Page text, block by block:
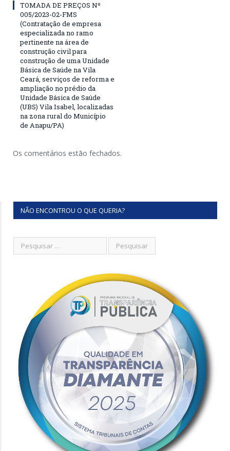
TOMADA DE PREÇOS Nº
005/2023-02-FMS
(Contratação de empresa
especializada no ramo
pertinente na área de
construção civil para
construção de uma Unidade
Básica de Saúde na Vila
Ceará, serviços de reforma e
ampliação no prédio da
Unidade Básica de Saúde
(UBS) Vila Isabel, localizadas
na zona rural do Município
de Anapu/PA)
Os comentários estão fechados.
NÃO ENCONTROU O QUE QUERIA?